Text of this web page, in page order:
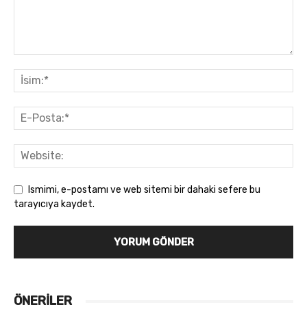
Ismimi, e-postamı ve web sitemi bir dahaki sefere bu
tarayıcıya kaydet.
ÖNERILER